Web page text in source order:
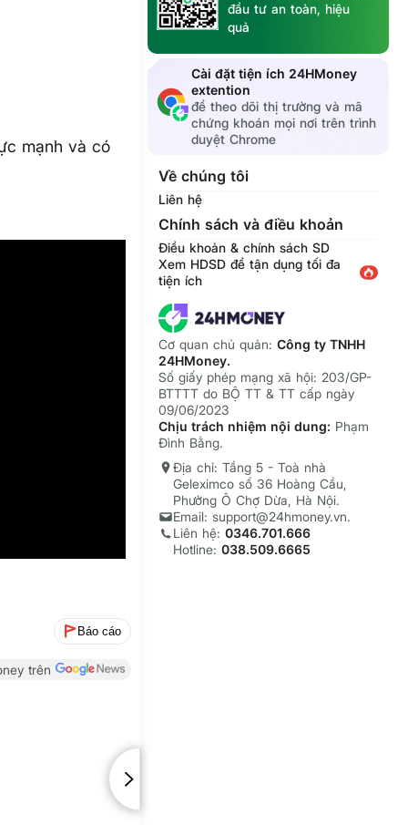
mạnh và có
Báo cáo
trên
đầu tư an toàn, hiệu
quả
Cài đặt tiện ích 24HMoney
extention
để theo dõi thị trường và mã
chứng khoán mọi nơi trên trình
duyệt Chrome
Về chúng tôi
Liên hệ
Chính sách và điều khoản
Điều khoản & chính sách SD
Xem HDSD để tận dụng tối đa
tiện ích
Cơ quan chủ quản:Công ty TNHH
24HMoney.
Số giấy phép mạng xã hội: 203/GP-
BTTTT do BỘ TT & TT cấp ngày
09/06/2023
Chịu trách nhiệm nội dung: Phạm
Đình Bằng.
Địa chỉ: Tầng 5 - Toà nhà
Geleximco số 36 Hoàng Cầu,
Phường Ô Chợ Dừa, Hà Nội.
Email: support@24hmoney.vn.
Liên hệ:0346.701.666
Hotline:038.509.6665